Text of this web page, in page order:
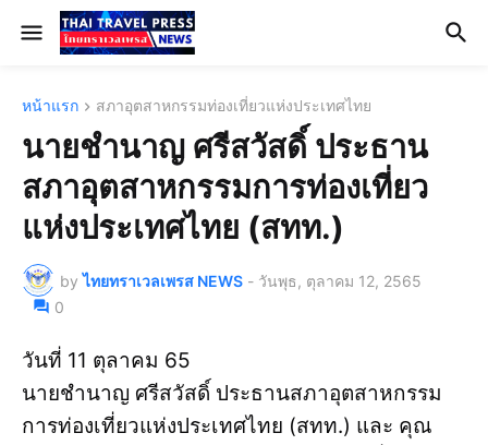
หน้าแรก สภาอุตสาหกรรมท่องเที่ยวแห่งประเทศไทย
นายชำนาญ ศรีสวัสดิ์ ประธาน
สภาอุตสาหกรรมการท่องเที่ยว
แห่งประเทศไทย (สทท.)
by ไทยทราเวลเพรส NEWS - วันพุธ, ตุลาคม 12, 2565
0
วันที่ 11 ตุลาคม 65
นายชำนาญ ศรีสวัสดิ์ ประธานสภาอุตสาหกรรม
การท่องเที่ยวแห่งประเทศไทย (สทท.) และ คุณ